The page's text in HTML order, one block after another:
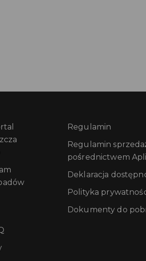
Regulamin
Regulamin
pośrednictwem
Deklaracja
Polityka
Dokumenty do